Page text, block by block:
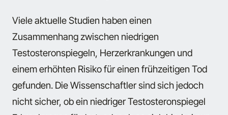
Viele aktuelle Studien haben einen
Zusammenhang zwischen niedrigen
Testosteronspiegeln, Herzerkrankungen und
einem erhöhten Risiko für einen frühzeitigen Tod
gefunden. Die Wissenschaftler sind sich jedoch
nicht sicher, ob ein niedriger Testosteronspiegel